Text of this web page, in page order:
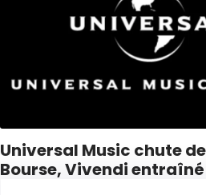
Universal Music chute de
Bourse, Vivendi entraîné